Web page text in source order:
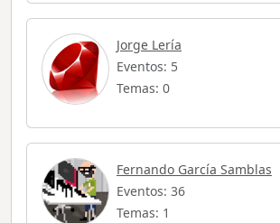
Jorge Lería
Eventos: 5
Temas: 0
Fernando García Samblas
Eventos: 36
Temas: 1